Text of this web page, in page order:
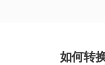
如何转